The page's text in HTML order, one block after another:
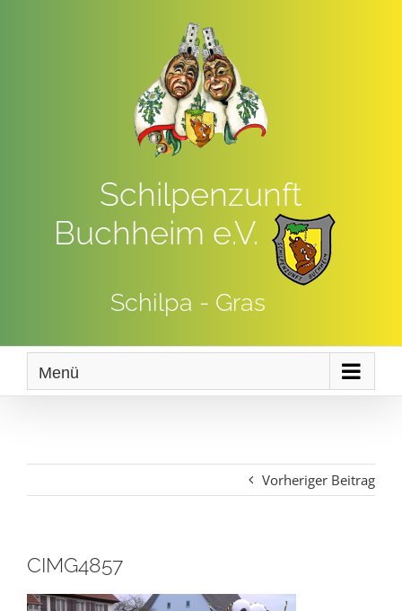
Schilpenzunft
Buchheim e.V.
Schilpa - Gras
Menü
Vorheriger Beitrag
CIMG4857